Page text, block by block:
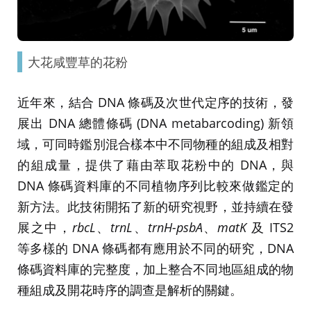
大花咸豐草的花粉
近年來，結合 DNA 條碼及次世代定序的技術，發
展出 DNA 總體條碼 (DNA metabarcoding) 新領
域，可同時鑑別混合樣本中不同物種的組成及相對
的組成量，提供了藉由萃取花粉中的 DNA，與
DNA 條碼資料庫的不同植物序列比較來做鑑定的
新方法。此技術開拓了新的研究視野，並持續在發
展之中， rbcL、 trnL 、 trnH-psbA、 matK及 ITS2
等多樣的 DNA 條碼都有應用於不同的研究，DNA
條碼資料庫的完整度，加上整合不同地區組成的物
種組成及開花時序的調查是解析的關鍵。